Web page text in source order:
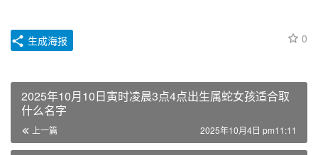
0
生成海报
2025年10月10日寅时凌晨3点4点出生属蛇女孩适合取
什么名字
上一篇 2025年10月4日 pm11:11